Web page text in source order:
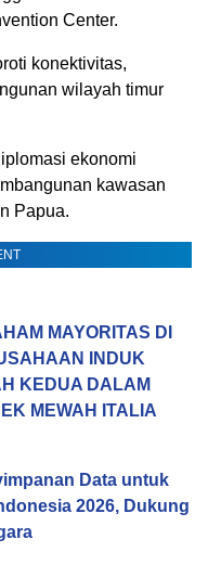
Center.
konektivitas,
wilayah timur
ekonomi
kawasan
Papua.
MAYORITAS DI
INDUK
KEDUA DALAM
MEWAH ITALIA
Data untuk
2026, Dukung